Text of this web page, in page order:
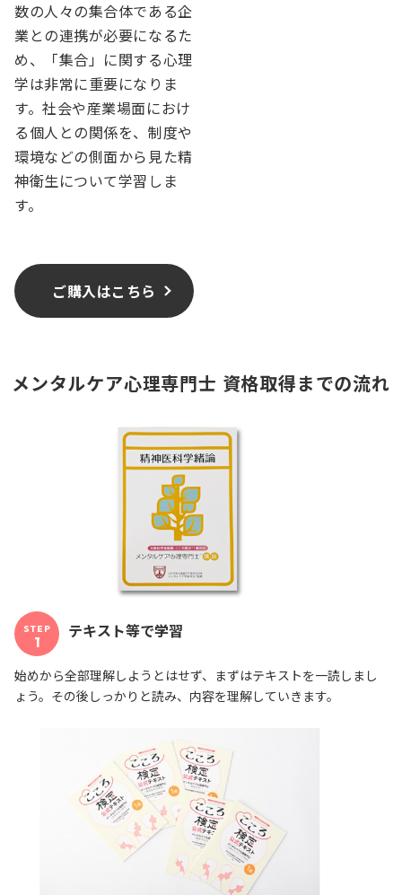
数の人々の集合体である企
業との連携が必要になるた
め、「集合」に関する心理
学は非常に重要になりま
す。社会や産業場面におけ
る個人との関係を、制度や
環境などの側面から見た精
神衛生について学習しま
す。
ご購入はこちら
メンタルケア心理専門士 資格取得までの流れ
STEP
1
テキスト等で学習
始めから全部理解しようとはせず、まずはテキストを一読しまし
ょう。その後しっかりと読み、内容を理解していきます。